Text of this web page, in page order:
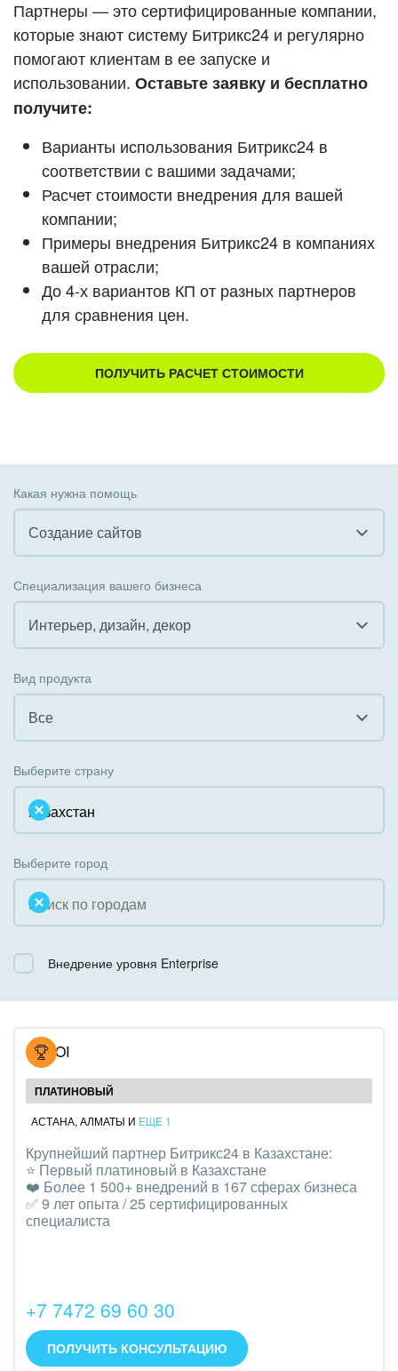
ВХОД
ВХОД
Смотреть видеокейсы
Партнеры — это сертифицированные компании,
которые знают систему Битрикс24 и регулярно
помогают клиентам в ее запуске и
использовании. Оставьте заявку и бесплатно
получите:
Варианты использования Битрикс24 в
соответствии с вашими задачами;
Расчет стоимости внедрения для вашей
компании;
Примеры внедрения Битрикс24 в компаниях
вашей отрасли;
До 4-х вариантов КП от разных партнеров
для сравнения цен.
ПОЛУЧИТЬ РАСЧЕТ СТОИМОСТИ
Какая нужна помощь
Создание сайтов
Внедрение КЭДО
Интеграция с 1С
Внедрение Бизнес-процессов
Системное администрирование
Интернет-магазин и CRM
Крупные корпоративные внедрения
Внедрение для медицины
Внедрение для гос.организаций
Внедрение онлайн-продаж
Внедрение онлайн-офиса / Интранета
Специализация вашего бизнеса
Интерьер, дизайн, декор
Государственные организации
Коммунальные услуги, ЖКХ
Некоммерческие, религиозные организации,
Недвижимость, риэлтерские компании
Образование, наука
Общественно-политические организации
Охрана, безопасность
Промышленность
СМИ, издательства, справочники
Страхование
Строительство, ремонт и благоустройство
Транспорт, Авиация, автобизнес
Трудоустройство
PR, маркетинг, реклама,
АПК и пищевая промышленность
Вид продукта
Все
Облачный Битрикс24
Коробочная версия
Выберите страну
Выберите город
Внедрение уровня Enterprise
NOVOI
ПЛАТИНОВЫЙ
АСТАНА, АЛМАТЫ И ЕЩЕ 1
Крупнейший партнер Битрикс24 в Казахстане:
⭐️ Первый платиновый в Казахстане
❤️ Более 1 500+ внедрений в 167 сферах бизнеса
✅ 9 лет опыта / 25 сертифицированных
специалиста
+7 7472 69 60 30
ПОЛУЧИТЬ КОНСУЛЬТАЦИЮ